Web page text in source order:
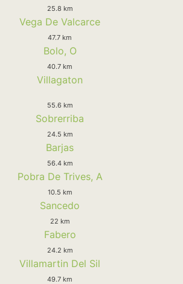
25.8 km
Vega De Valcarce
47.7 km
Bolo, O
40.7 km
Villagaton
55.6 km
Sobrerriba
24.5 km
Barjas
56.4 km
Pobra De Trives, A
10.5 km
Sancedo
22 km
Fabero
24.2 km
Villamartin Del Sil
49.7 km